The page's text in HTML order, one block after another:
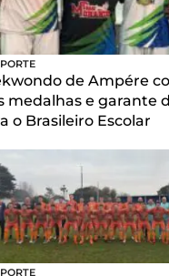
de Ampére
medalhas e garante
o Brasileiro Escolar